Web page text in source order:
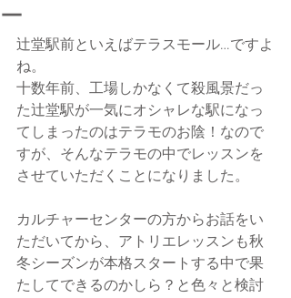
ー
辻堂駅前といえばテラスモール…ですよ
ね。
十数年前、工場しかなくて殺風景だっ
た辻堂駅が一気にオシャレな駅になっ
てしまったのはテラモのお陰！なので
すが、そんなテラモの中でレッスンを
させていただくことになりました。
カルチャーセンターの方からお話をい
ただいてから、アトリエレッスンも秋
冬シーズンが本格スタートする中で果
たしてできるのかしら？と色々と検討